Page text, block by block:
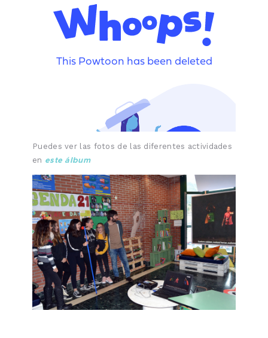
Puedes ver las fotos de las diferentes actividades
en este álbum